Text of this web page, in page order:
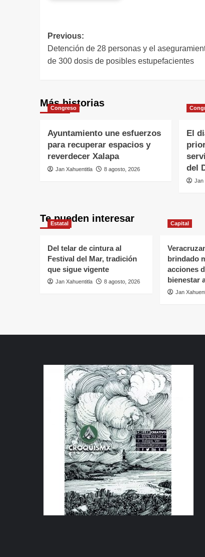
Previous:
Detención de 28 personas y el
de 300 dosis de posibles estupefacientes
Más historias
Congreso
Ayuntamiento une esfuerzos
para recuperar espacios y
reverdecer Xalapa
Jan Xahuentitla 8 agosto, 2026
El
del
Jan
Te pueden interesar
Estatal
Del telar de cintura al
Festival del Mar, tradición
que sigue vigente
Jan Xahuentitla 8 agosto, 2026
Capital
brindado
acciones
bienestar
Jan